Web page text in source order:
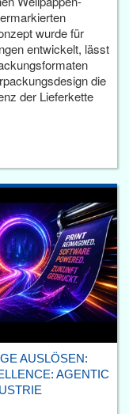
wurde für
entwickelt, lässt
die
der Lieferkette
AUSLÖSEN:
AGENTIC